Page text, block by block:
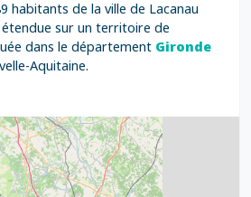
habitants de la ville de Lacanau
étendue sur un territoire de
dans le département Gironde
Aquitaine.